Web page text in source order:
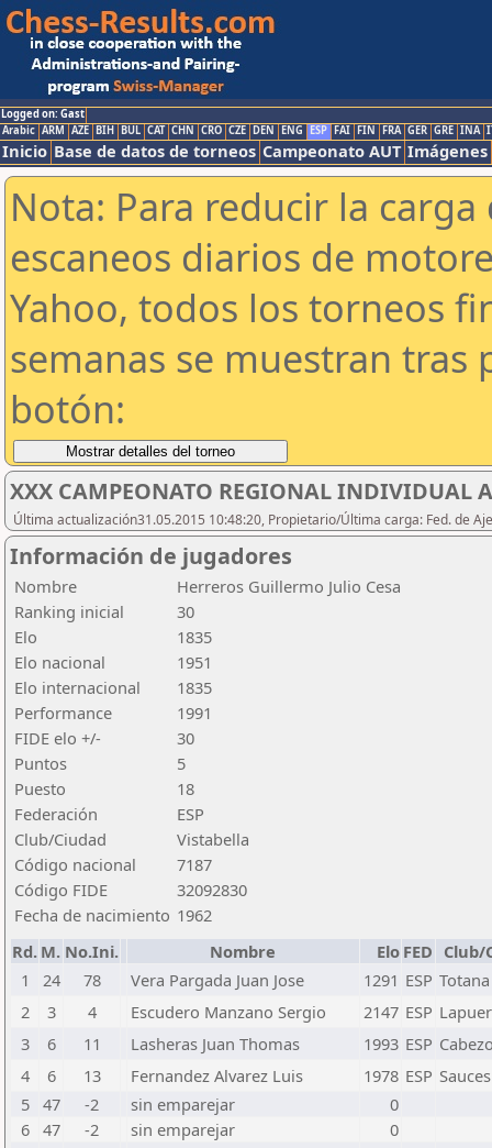
Logged on: Gast
Arabic ARM AZE BIH BUL CAT CHN CRO CZE DEN ENG ESP FAI FIN FRA GER GRE INA
Inicio Base de datos de torneos Campeonato AUT Imágenes
Nota: Para reducir la
escaneos diarios de
Yahoo, todos los torneos
semanas se muestran tras
botón:
XXX CAMPEONATO REGIONAL INDIVIDUAL
Última actualización31.05.2015 10:48:20, Propietario/Última carga: Fed. de
Información de jugadores
Nombre
Herreros Guillermo Julio Cesa
Ranking inicial
30
Elo
1835
Elo nacional
1951
Elo internacional
1835
Performance
1991
FIDE elo +/-
30
Puntos
5
Puesto
18
Federación
ESP
Club/Ciudad
Vistabella
Código nacional
7187
Código FIDE
32092830
Fecha de nacimiento 1962
Rd. M. No.Ini. Nombre Elo FED Club/
1
24 78 Vera Pargada Juan Jose 1291 ESP Totana
2
3 4 Escudero Manzano Sergio 2147 ESP
3
6 11 Lasheras Juan Thomas 1993 ESP
4
6 13 Fernandez Alvarez Luis 1978 ESP Sauces
5 47 -2 sin emparejar
0
6 47 -2 sin emparejar
0